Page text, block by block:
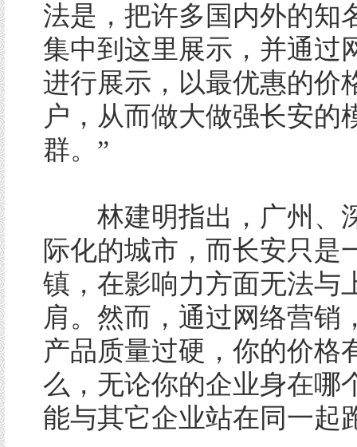
法是，把许多国内外的知
集中到这里展示，并通过
进行展示，以最优惠的价
户，从而做大做强长安的
群。”
林建明指出，广州、
际化的城市，而长安只是
镇，在影响力方面无法与
肩。然而，通过网络营销
产品质量过硬，你的价格
么，无论你的企业身在哪
能与其它企业站在同一起